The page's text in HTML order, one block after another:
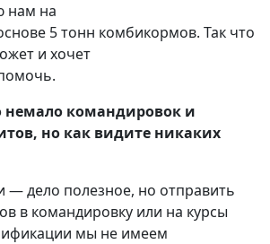
нам на
5 тонн комбикормов. Так что
и хочет
командировок и
но как видите никаких
дело полезное, но отправить
в командировку или на курсы
мы не имеем